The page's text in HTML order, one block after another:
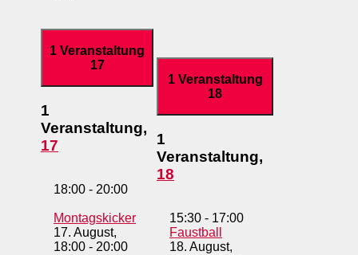
1 Veranstaltung
17
1
Veranstaltung,
17
18:00 - 20:00
Montagskicker
17. August,
18:00 - 20:00
1 Veranstaltung
18
1
Veranstaltung,
18
15:30 - 17:00
Faustball
18. August,